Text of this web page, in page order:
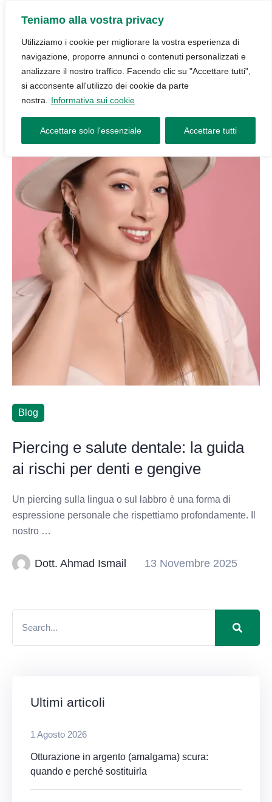
Teniamo alla vostra privacy
Utilizziamo i cookie per migliorare la vostra esperienza di
navigazione, proporre annunci o contenuti personalizzati e
analizzare il nostro traffico. Facendo clic su "Accettare tutti",
si acconsente all'utilizzo dei cookie da parte
nostra.
Informativa sui cookie
Accettare solo l'essenziale Accettare tutti
Blog
Piercing e salute dentale: la guida
ai rischi per denti e gengive
Un piercing sulla lingua o sul labbro è una forma di
espressione personale che rispettiamo profondamente. Il
nostro …
Dott. Ahmad Ismail 13 Novembre 2025
Ultimi articoli
1 Agosto 2026
Otturazione in argento (amalgama) scura:
quando e perché sostituirla